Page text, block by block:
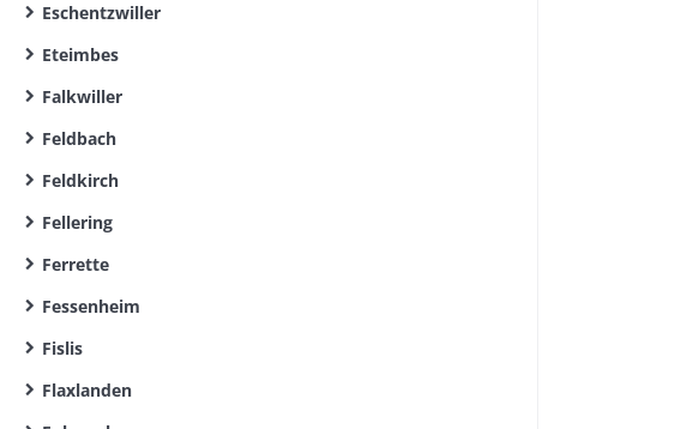
Eschentzwiller
Eteimbes
Falkwiller
Feldbach
Feldkirch
Fellering
Ferrette
Fessenheim
Fislis
Flaxlanden